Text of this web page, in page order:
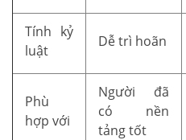
Tính kỷ
luật
Dễ trì hoãn
Phù
hợp với
Người đã
có nền
tảng tốt